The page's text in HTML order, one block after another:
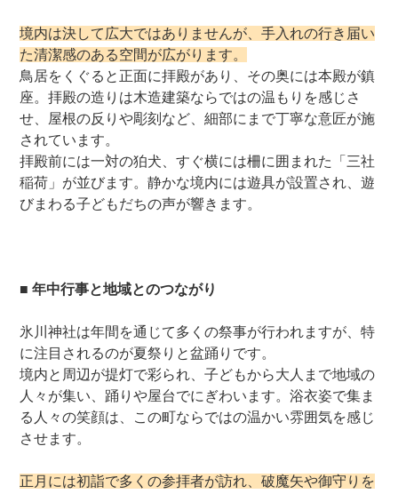
境内は決して広大ではありませんが、手入れの行き届い
た清潔感のある空間が広がります。
鳥居をくぐると正面に拝殿があり、その奥には本殿が鎮
座。拝殿の造りは木造建築ならではの温もりを感じさ
せ、屋根の反りや彫刻など、細部にまで丁寧な意匠が施
されています。
拝殿前には一対の狛犬、すぐ横には柵に囲まれた「三社
稲荷」が並びます。静かな境内には遊具が設置され、遊
びまわる子どもだちの声が響きます。
■ 年中行事と地域とのつながり
氷川神社は年間を通じて多くの祭事が行われますが、特
に注目されるのが夏祭りと盆踊りです。
境内と周辺が提灯で彩られ、子どもから大人まで地域の
人々が集い、踊りや屋台でにぎわいます。浴衣姿で集ま
る人々の笑顔は、この町ならではの温かい雰囲気を感じ
させます。
正月には初詣で多くの参拝者が訪れ、破魔矢や御守りを